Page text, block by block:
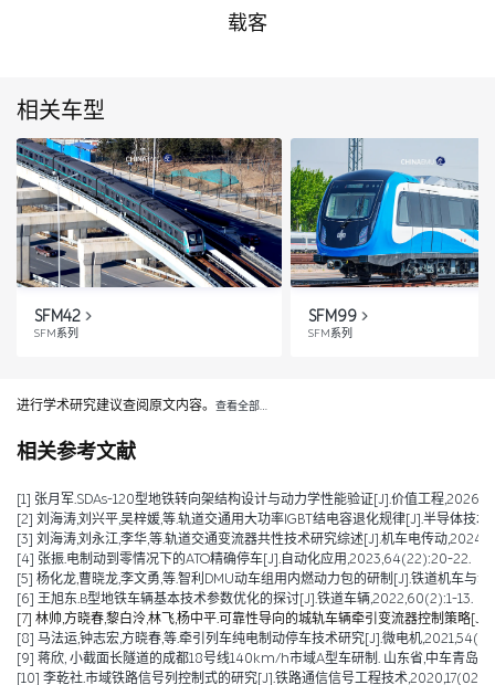
载客
相关车型
SFM42
SFM系列
SFM99
SFM系列
进行学术研究建议查阅原文内容。 查看全部…
相关参考文献
[1] 张月军.SDAs-120型地铁转向架结构设计与动力学性能验证[J].价值工程
[2] 刘海涛,刘兴平,吴梓媛,等.轨道交通用大功率IGBT结电容退化规律[J].半导体技
[3] 刘海涛,刘永江,李华,等.轨道交通变流器共性技术研究综述[J].机车电传动
[4] 张振.电制动到零情况下的ATO精确停车[J].自动化应用,2023,64(22):20-22.
[5] 杨化龙,曹晓龙,李文勇,等.智利DMU动车组用内燃动力包的研制[J].铁道机车与
[6] 王旭东.B型地铁车辆基本技术参数优化的探讨[J].铁道车辆,2022,60(2):1-13.
[7] 林帅,方晓春,黎白泠,林飞,杨中平.可靠性导向的城轨车辆牵引变流器控制策略
[8] 马法运,钟志宏,方晓春,等.牵引列车纯电制动停车技术研究[J].微电机
[9] 蒋欣, 小截面长隧道的成都18号线140km/h市域A型车研制. 山东省,中车青岛
[10] 李乾社.市域铁路信号列控制式的研究[J].铁路通信信号工程技术